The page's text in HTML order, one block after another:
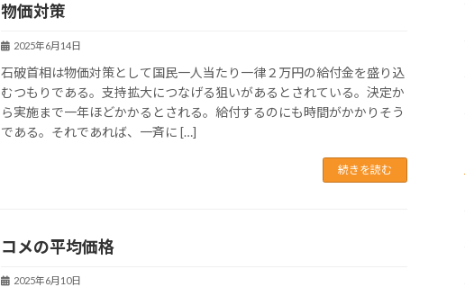
物価対策
2025年6月14日
石破首相は物価対策として国民一人当たり一律２万円の給付金を盛り込
むつもりである。支持拡大につなげる狙いがあるとされている。決定か
ら実施まで一年ほどかかるとされる。給付するのにも時間がかかりそう
である。それであれば、一斉に […]
続きを読む
コメの平均価格
2025年6月10日